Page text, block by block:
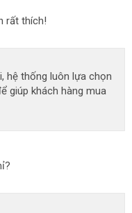
rất thích!
hệ thống luôn lựa chọn
giúp khách hàng mua